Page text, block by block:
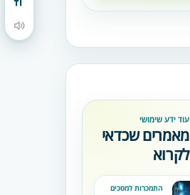
מתג גודל גופן
הקראת תוכן העמוד
עוד ידע שימושי
מאמרים שכדאי
לקרוא
התמכרות למסכים